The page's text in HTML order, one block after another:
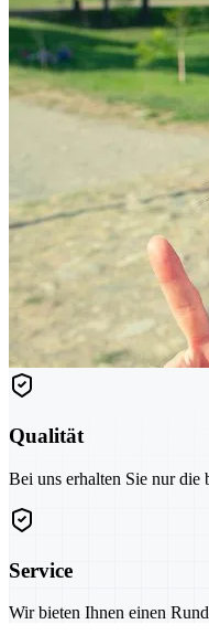
Qualität
Bei uns erhalten Sie nur die
Service
Wir bieten Ihnen einen